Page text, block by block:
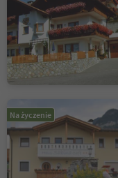
Na życzenie